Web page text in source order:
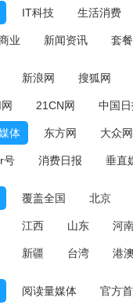
IT科技 生活消费
业 新闻资讯 套
新浪网 搜狐网
21CN网 中国日
体 东方网 大众网
号 消费日报 垂直
覆盖全国 北京
江西 山东 河
新疆 台湾 港
阅读量媒体 官方